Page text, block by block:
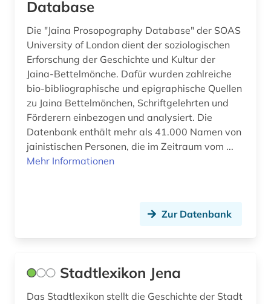
altkarte (1)
altnorwegisch (1)
altokzitanisch (2)
altorientalistik (2)
altschwedisch (1)
american indian movement (1)
amerika (31)
amerika + schwarze (1)
Rheinland-Pfalz (13)
Roemisches Reich (17)
Rumänien (14)
Russland, Sowjetunion (87)
Saarland (7)
Schweiz (38)
Serbien (12)
Database
Die "Jaina Prosopography Database" der SOAS
University of London dient der soziologischen
Erforschung der Geschichte und Kultur der
Jaina-Bettelmönche. Dafür wurden zahlreiche
bio-bibliographische und epigraphische Quellen
zu Jaina Bettelmönchen, Schriftgelehrten und
Förderern einbezogen und analysiert. Die
Datenbank enthält mehr als 41.000 Namen von
jainistischen Personen, die im Zeitraum vom ...
Mehr Informationen
Zur Datenbank
Stadtlexikon Jena
Das Stadtlexikon stellt die Geschichte der Stadt